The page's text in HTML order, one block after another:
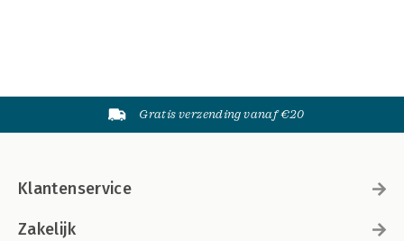
Gratis verzending vanaf €20
Klantenservice
Zakelijk